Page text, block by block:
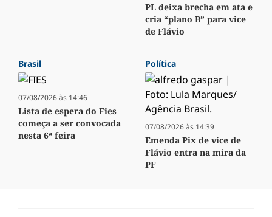
PL deixa brecha em ata e
cria “plano B” para vice
de Flávio
Brasil
07/08/2026 às 14:46
Lista de espera do Fies
começa a ser convocada
nesta 6ª feira
Política
07/08/2026 às 14:39
Emenda Pix de vice de
Flávio entra na mira da
PF